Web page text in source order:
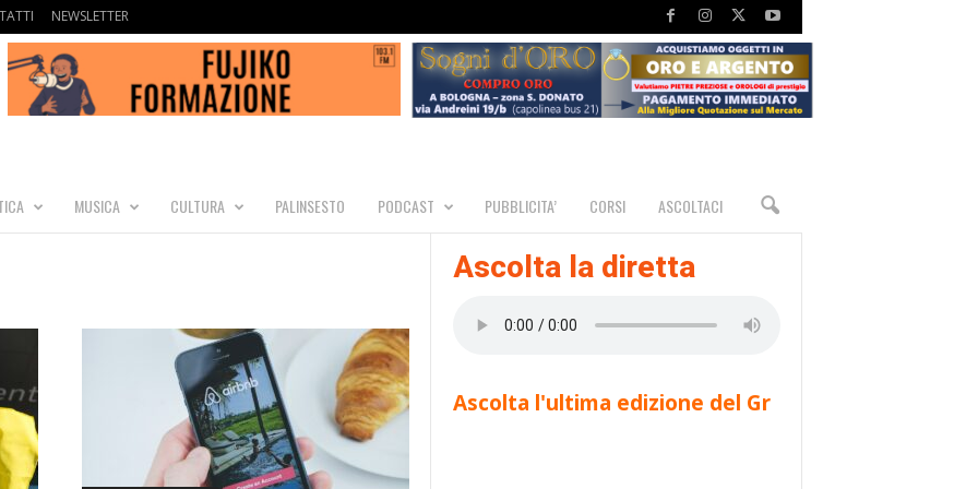
NEWSLETTER
MUSICA CULTURA PALINSESTO PODCAST PUBBLICITA’ CORSI ASCOLTACI
Ascolta la diretta
Ascolta l'ultima edizione del Gr